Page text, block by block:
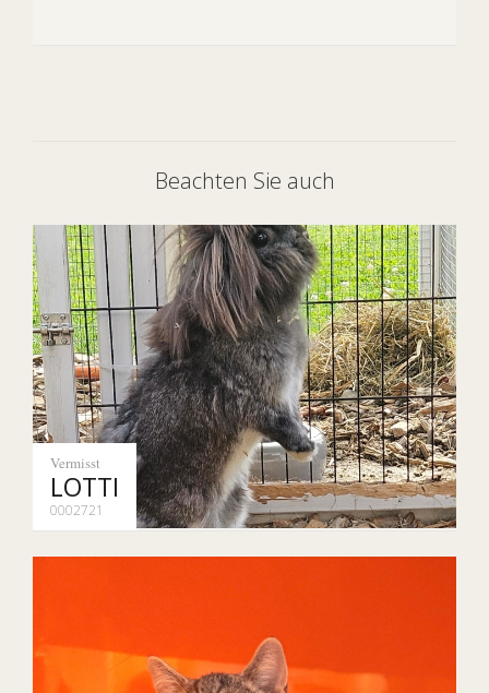
Beachten Sie auch
Vermisst
LOTTI
0002721